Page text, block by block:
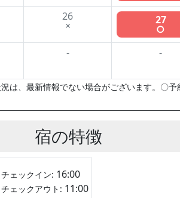
26
× 27
○
- -
は、最新情報でない場合がございます。〇
宿の特徴
チェックイン: 16:00
チェックアウト: 11:00